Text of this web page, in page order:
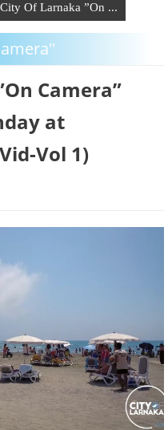
Of Larnaka ”On ...
Camera”
at
Vol 1)